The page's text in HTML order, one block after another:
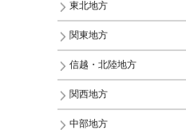
東北地方
関東地方
信越・北陸地方
関西地方
中部地方